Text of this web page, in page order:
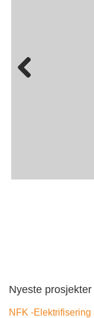
Nyeste prosjekter
NFK -Elektrifisering